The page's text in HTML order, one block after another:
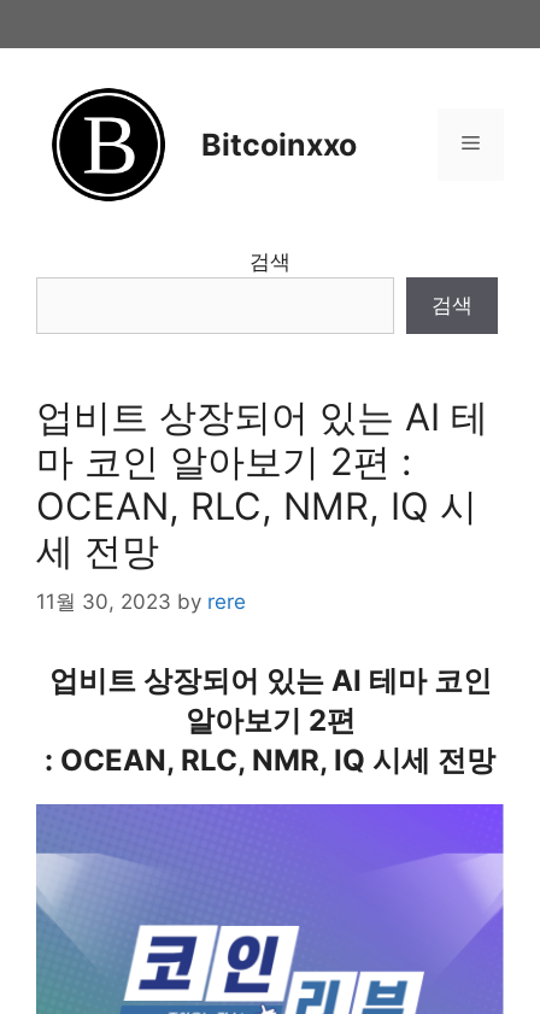
to
Bitcoinxxo Menu
검색
검색
업비트 상장되어 있는 AI 테
마 코인 알아보기 2편 :
OCEAN, RLC, NMR, IQ 시
세 전망
11월 30, 2023 by rere
업비트 상장되어 있는 AI 테마 코인
알아보기 2편
: OCEAN, RLC, NMR, IQ 시세 전망